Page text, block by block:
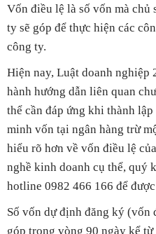
Vốn điều lệ là số vốn mà chủ
ty sẽ góp để thực hiện các
công ty.
Hiện nay, Luật doanh nghiệp
hành hướng dẫn liên quan
thể cần đáp ứng khi thành
minh vốn tại ngân hàng trừ
hiểu rõ hơn về vốn điều lệ
nghề kinh doanh cụ thể, quý
hotline 0982 466 166 để
Số vốn dự định đăng ký (vốn
góp trong vòng 90 ngày kể